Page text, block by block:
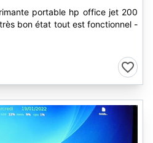
portable hp office jet 200
bon état tout est fonctionnel -